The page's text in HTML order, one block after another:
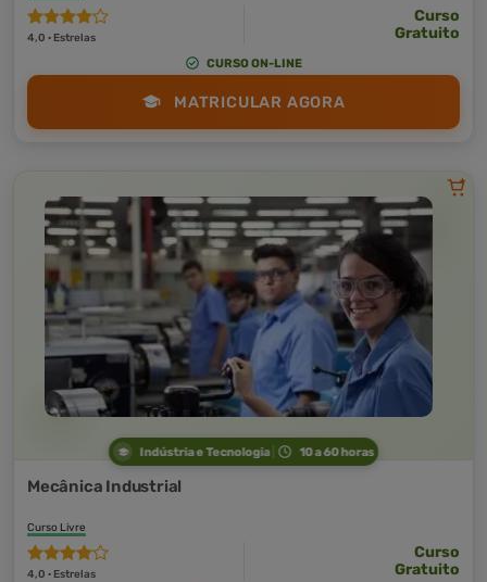
4,0 · Estrelas
Curso
Gratuito
CURSO ON-LINE
MATRICULAR AGORA
Indústria e Tecnologia 10 a 60 horas
Mecânica Industrial
Curso Livre
4,0 · Estrelas
Curso
Gratuito